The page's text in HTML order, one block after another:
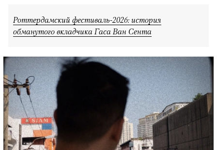
Роттердамский фестиваль-2026: история
обманутого вкладчика Гаса Ван Сента